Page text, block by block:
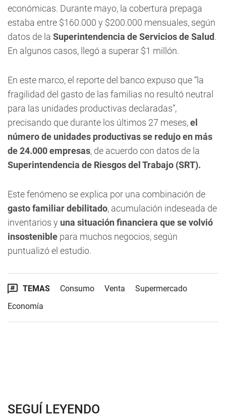
económicas. Durante mayo, la cobertura prepaga
estaba entre $160.000 y $200.000 mensuales, según
datos de la Superintendencia de Servicios de Salud.
En algunos casos, llegó a superar $1 millón.
En este marco, el reporte del banco expuso que “la
fragilidad del gasto de las familias no resultó neutral
para las unidades productivas declaradas”,
precisando que durante los últimos 27 meses,el
número de unidades productivas se redujo en más
de 24.000 empresas, de acuerdo con datos de la
Superintendencia de Riesgos del Trabajo (SRT).
Este fenómeno se explica por una combinación de
gasto familiar debilitado, acumulación indeseada de
inventarios y una situación financiera que se volvió
insostenible para muchos negocios, según
puntualizó el estudio.
TEMAS Consumo Venta
Supermercado
Economía
SEGUÍ LEYENDO